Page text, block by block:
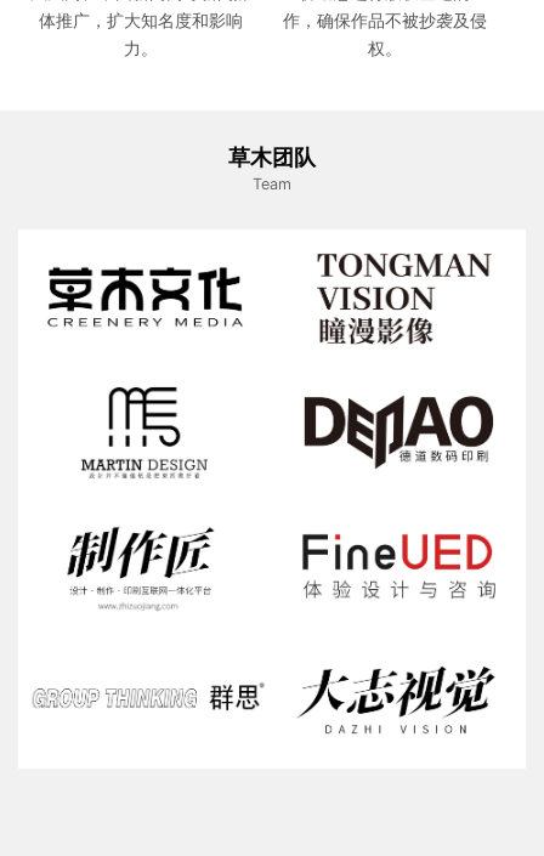
体推广，扩大知名度和影响
力。
作，确保作品不被抄袭及侵
权。
草木团队
Team